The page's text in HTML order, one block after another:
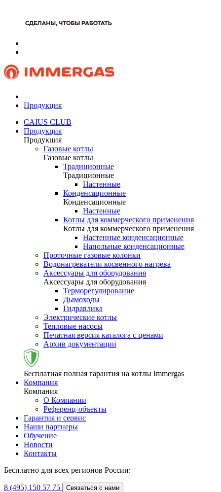
Продукция
CAIUS CLUB
Продукция
Продукция
Газовые котлы
Газовые котлы
Традиционные
Традиционные
Настенные
Конденсационные
Конденсационные
Настенные
Котлы для коммерческого применения
Котлы для коммерческого применения
Настенные конденсационные
Напольные конденсационные
Проточные газовые колонки
Водонагреватели косвенного нагрева
Аксессуары для оборудования
Аксессуары для оборудования
Терморегулирование
Дымоходы
Гидравлика
Электрические котлы
Тепловые насосы
Печатная версия каталога с ценами
Архив документации
Бесплатная полная гарантия на котлы Immergas
Компания
Компания
О Компании
Референц-объекты
Гарантия и сервис
Наши партнеры
Обучение
Новости
Контакты
Бесплатно для всех регионов России:
8 (495) 150 57 75 Связаться с нами